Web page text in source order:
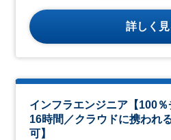
詳しく見
インフラエンジニア【100
16時間／クラウドに携われ
可】